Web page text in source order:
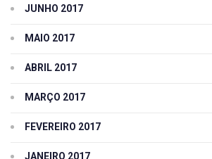
JUNHO 2017
MAIO 2017
ABRIL 2017
MARÇO 2017
FEVEREIRO 2017
JANEIRO 2017